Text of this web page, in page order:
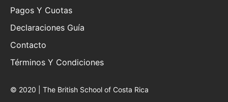
Pagos Y Cuotas
Declaraciones Guía
Contacto
Términos Y Condiciones
© 2020 | The British School of Costa Rica